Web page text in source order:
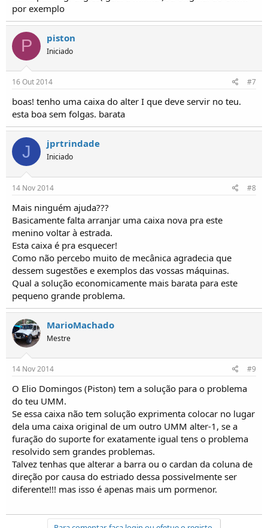
por exemplo
P piston
Iniciado
16 Out 2014 #7
boas! tenho uma caixa do alter I que deve servir no teu.
esta boa sem folgas. barata
J jprtrindade
Iniciado
14 Nov 2014 #8
Mais ninguém ajuda???
Basicamente falta arranjar uma caixa nova pra este
menino voltar à estrada.
Esta caixa é pra esquecer!
Como não percebo muito de mecânica agradecia que
dessem sugestões e exemplos das vossas máquinas.
Qual a solução economicamente mais barata para este
pequeno grande problema.
MarioMachado
Mestre
14 Nov 2014 #9
O Elio Domingos (Piston) tem a solução para o problema
do teu UMM.
Se essa caixa não tem solução exprimenta colocar no lugar
dela uma caixa original de um outro UMM alter-1, se a
furação do suporte for exatamente igual tens o problema
resolvido sem grandes problemas.
Talvez tenhas que alterar a barra ou o cardan da coluna de
direção por causa do estriado dessa possivelmente ser
diferente!!! mas isso é apenas mais um pormenor.